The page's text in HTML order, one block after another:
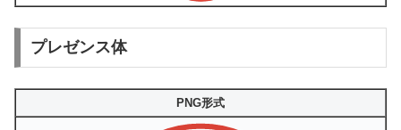
プレゼンス体
PNG形式